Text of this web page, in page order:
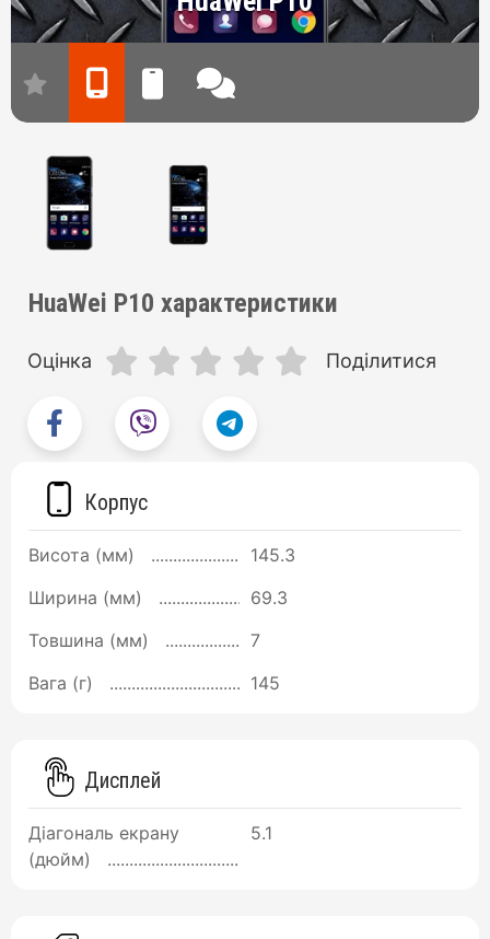
HuaWei P10 характеристики
Оцінка Поділитися
Корпус
Висота (мм)
145.3
Ширина (мм)
69.3
Товшина (мм)
7
Вага (г)
145
Дисплей
Діагональ екрану
(дюйм)
5.1